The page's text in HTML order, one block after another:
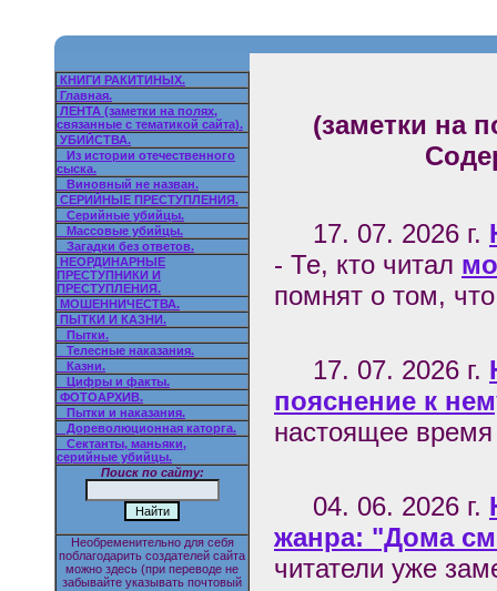
КНИГИ РАКИТИНЫХ.
Главная.
ЛЕНТА (заметки на полях,
связанные с тематикой сайта).
УБИЙСТВА.
Из истории отечественного
сыска.
Виновный не назван.
СЕРИЙНЫЕ ПРЕСТУПЛЕНИЯ.
Серийные убийцы.
Массовые убийцы.
Загадки без ответов.
НЕОРДИНАРНЫЕ
ПРЕСТУПНИКИ И
ПРЕСТУПЛЕНИЯ.
МОШЕННИЧЕСТВА.
ПЫТКИ И КАЗНИ.
Пытки.
Телесные наказания.
Казни.
Цифры и факты.
ФОТОАРХИВ.
Пытки и наказания.
Дореволюционная каторга.
Сектанты, маньяки,
серийные убийцы.
Поиск по сайту:
Необременительно для себя
поблагодарить создателей сайта
можно здесь (при переводе не
забывайте указывать почтовый
(заметки на
17. 07. 2026 г.
- Те, кто читал
помнят о том,
17. 07. 2026 г.
пояснение к
настоящее
04. 06. 2026 г.
жанра: "Дома
читатели уже